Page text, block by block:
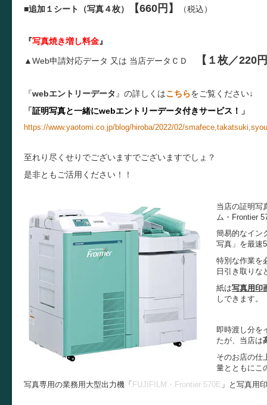
■追加１シート（写真４枚） 【660円】 （税込）
『写真焼き増し料金』
▲Web申請対応データ 又は 当店データＣＤ 【１枚／220
『webエントリーデータ 』の詳しくはこちらをご覧ください↓
「証明写真と一緒にwebエントリーデータ付きサービス！ 」
https://www.yaotomi.co.jp/blog/hiroba/2022/02/
至れり尽くせりでございますでございますでしょ？
是非ともご活用ください！！
当店の証明写
ム・Frontier
簡易的なイン
写真」を最速
特別な作業を
日引き取りな
紙は写真用印
しできます。
即時渡し分を
たが、当店は
そのお店の仕
量とともにこ
写真専用の業務用大型出力機「 FUJIFILM・Frontier 570E 」と写真用